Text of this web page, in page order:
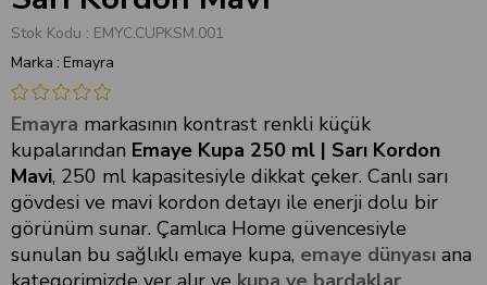
Stok Kodu
EMYC.CUPKSM.001
Marka : Emayra
Emayra markasının kontrast renkli küçük
kupalarından Emaye Kupa 250 ml | Sarı Kordon
Mavi, 250 ml kapasitesiyle dikkat çeker. Canlı sarı
gövdesi ve mavi kordon detayı ile enerji dolu bir
görünüm sunar. Çamlıca Home güvencesiyle
sunulan bu sağlıklı emaye kupa, emaye dünyası ana